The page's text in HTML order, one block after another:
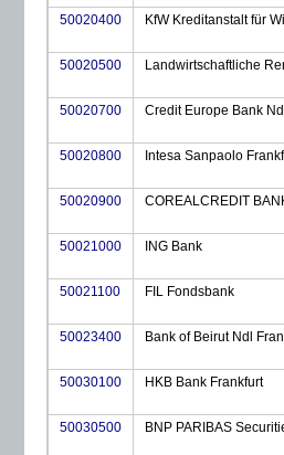
50020400
KfW Kreditanstalt für
50020500
Landwirtschaftliche
50020700
Credit Europe Bank
50020800
Intesa Sanpaolo
50020900
COREALCREDIT
50021000
ING Bank
50021100
FIL Fondsbank
50023400
Bank of Beirut Ndl
50030100
HKB Bank Frankfurt
50030500
BNP PARIBAS